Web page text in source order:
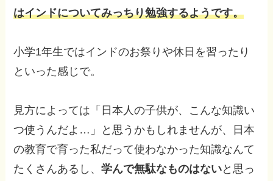
はインドについてみっちり勉強するようです。
小学1年生ではインドのお祭りや休日を習ったり
といった感じで。
見方によっては「日本人の子供が、こんな知識い
つ使うんだよ…」と思うかもしれませんが、日本
の教育で育った私だって使わなかった知識なんて
たくさんあるし、学んで無駄なものはないと思っ